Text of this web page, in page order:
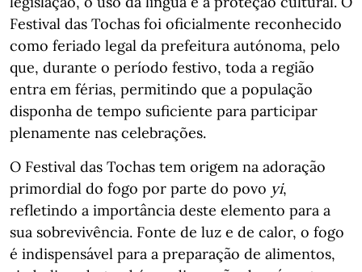
Festival das Tochas foi oficialmente reconhecido
como feriado legal da prefeitura autónoma, pelo
que, durante o período festivo, toda a região
entra em férias, permitindo que a população
disponha de tempo suficiente para participar
plenamente nas celebrações.
O Festival das Tochas tem origem na adoração
primordial do fogo por parte do povo yi,
refletindo a importância deste elemento para a
sua sobrevivência. Fonte de luz e de calor, o fogo
é indispensável para a preparação de alimentos,